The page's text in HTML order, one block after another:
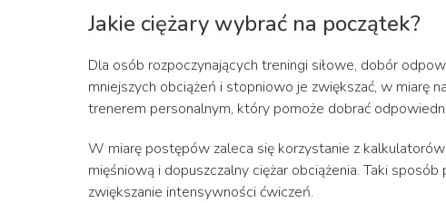
Jakie ciężary wybrać na początek?
Dla osób rozpoczynających treningi siłowe, dobór
mniejszych obciążeń i stopniowo je zwiększać, w miarę
trenerem personalnym, który pomoże dobrać
W miarę postępów zaleca się korzystanie z
mięśniową i dopuszczalny ciężar obciążenia. Taki
zwiększanie intensywności ćwiczeń.